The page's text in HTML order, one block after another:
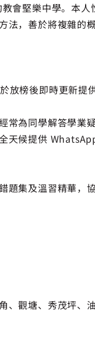
會堅樂中學。本人
法，善於將複雜的
放榜後即時更新提供
常為同學解答學業
天候提供
題集及溫習精華，
、觀塘、秀茂坪、